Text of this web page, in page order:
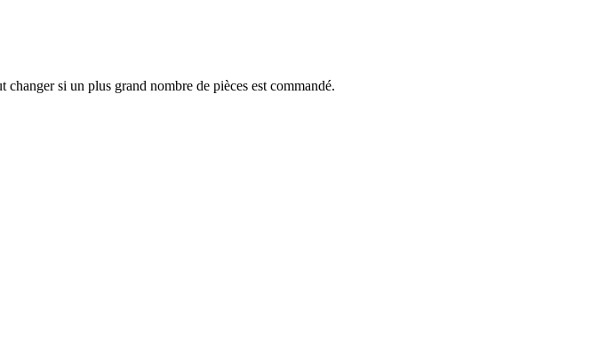
si un plus grand nombre de pièces est commandé.